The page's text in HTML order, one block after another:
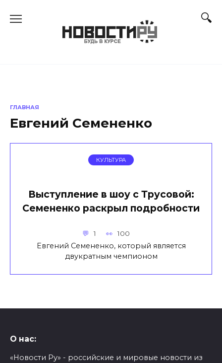
ГЛАВНАЯ
Евгений Семененко
КУЛЬТУРА
Выступление в шоу с Трусовой:
Семененко раскрыл подробности
1 100
Евгений Семененко, который является
двукратным чемпионом
О нас:
«Новости Ру» - российские и мировые новости из